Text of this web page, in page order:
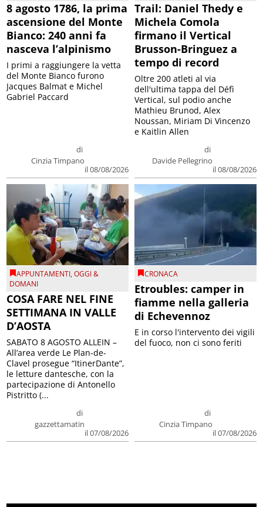
8 agosto 1786, la prima
ascensione del Monte
Bianco: 240 anni fa
nasceva l’alpinismo
di
Cinzia Timpano
il 08/08/2026
I primi a raggiungere la vetta
del Monte Bianco furono
Jacques Balmat e Michel
Gabriel Paccard
Trail: Daniel Thedy e
Michela Comola
firmano il Vertical
Brusson-Bringuez a
tempo di record
di
Davide Pellegrino
il 08/08/2026
Oltre 200 atleti al via
dell'ultima tappa del Défì
Vertical, sul podio anche
Mathieu Brunod, Alex
Noussan, Miriam Di Vincenzo
e Kaitlin Allen
APPUNTAMENTI,OGGI &
DOMANI
COSA FARE NEL FINE
SETTIMANA IN VALLE
D’AOSTA
di
gazzettamatin
il 07/08/2026
SABATO 8 AGOSTO ALLEIN –
All’area verde Le Plan-de-
Clavel prosegue “ItinerDante”,
le letture dantesche, con la
partecipazione di Antonello
Pistritto (...
CRONACA
Etroubles: camper in
fiamme nella galleria
di Echevennoz
di
Cinzia Timpano
il 07/08/2026
E in corso l'intervento dei vigili
del fuoco, non ci sono feriti